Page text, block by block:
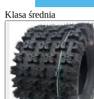
Klasa średnia